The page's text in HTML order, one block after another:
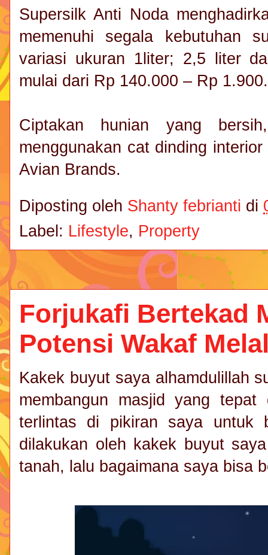
Supersilk Anti Noda
memenuhi segala kebutuhan
variasi ukuran 1liter; 2,5 liter
mulai dari Rp 140.000 – Rp
Ciptakan hunian yang
menggunakan cat dinding
Avian Brands.
Diposting oleh Shanty febrianti di
Label: Lifestyle, Property
Forjukafi Bertekad
Potensi Wakaf
Kakek buyut saya alhamdulillah
membangun masjid yang
terlintas di pikiran saya untuk
dilakukan oleh kakek buyut
tanah, lalu bagaimana saya bisa